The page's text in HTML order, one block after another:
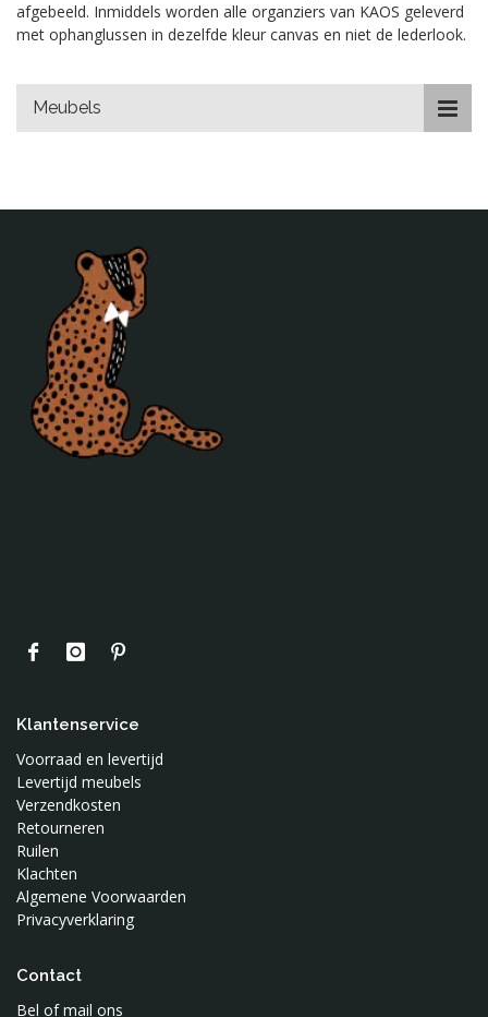
afgebeeld. Inmiddels worden alle organziers van KAOS geleverd
met ophanglussen in dezelfde kleur canvas en niet de lederlook.
Meubels
Klantenservice
Voorraad en levertijd
Levertijd meubels
Verzendkosten
Retourneren
Ruilen
Klachten
Algemene Voorwaarden
Privacyverklaring
Contact
Bel of mail ons